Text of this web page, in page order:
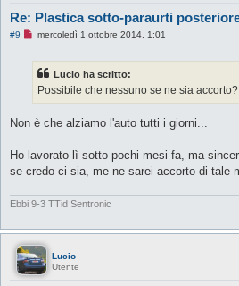
Re: Plastica sotto-paraurti
#9
M
a
g
o
d
l
e
g
e
r
mercoledì 1 ottobre 2014, 1:01
Lucio ha scritto:
Possibile che nessuno se ne sia accorto?
Non è che alziamo l'auto tutti i giorni...
Ho lavorato lì sotto pochi mesi fa, ma
se credo ci sia, me ne sarei accorto di tale
Ebbi 9-3 TTid Sentronic
Lucio
Utente